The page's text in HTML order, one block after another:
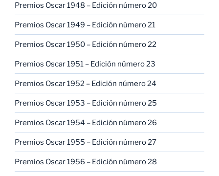
Premios Oscar 1948 – Edición número 20
Premios Oscar 1949 – Edición número 21
Premios Oscar 1950 – Edición número 22
Premios Oscar 1951 – Edición número 23
Premios Oscar 1952 – Edición número 24
Premios Oscar 1953 – Edición número 25
Premios Oscar 1954 – Edición número 26
Premios Oscar 1955 – Edición número 27
Premios Oscar 1956 – Edición número 28